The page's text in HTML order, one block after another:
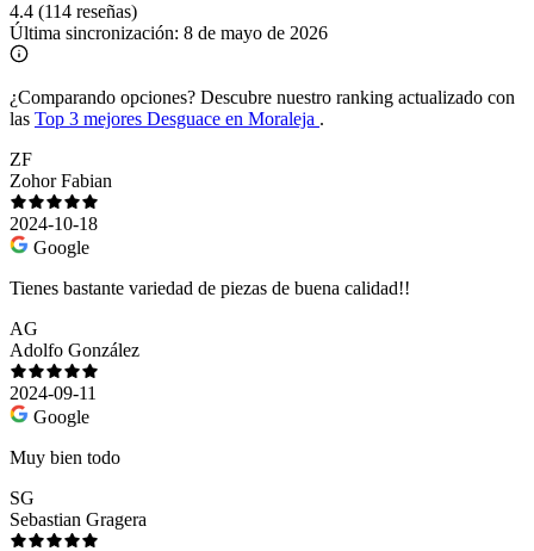
4.4 (114 reseñas)
Última sincronización: 8 de mayo de 2026
¿Comparando opciones? Descubre nuestro ranking actualizado con
las Top 3 mejores Desguace en Moraleja .
ZF
Zohor Fabian
2024-10-18
Google
Tienes bastante variedad de piezas de buena calidad!!
AG
Adolfo González
2024-09-11
Google
Muy bien todo
SG
Sebastian Gragera